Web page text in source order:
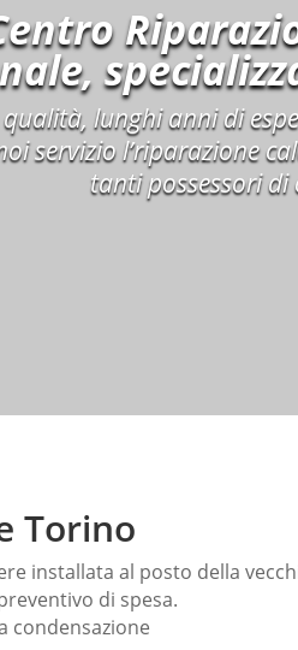
lunghi anni di
servizio l’riparazione
tanti possessori di
Torino
installata al posto della
di spesa.
condensazione